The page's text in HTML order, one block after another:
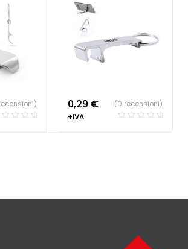
0,29 €
+IVA
(0 recensioni)